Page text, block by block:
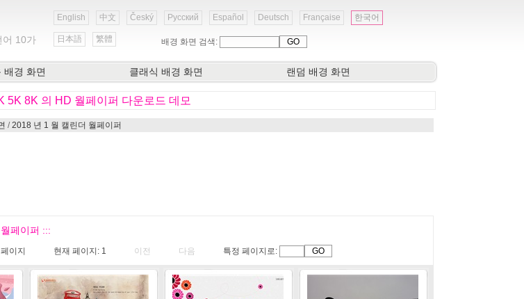
어 10가
English 中文 Český Русский Español Deutsch Française 한국어
日本語 繁體 배경 화면 검색:
배경 화면 클래식 배경 화면 랜덤 배경 화면
5K 8K 의 HD 월페이퍼 다운로드 데모
/2018 년 1 월 캘린더 월페이퍼
페이퍼 :::
페이지 현재 페이지: 1 이전 다음 특정 페이지로: